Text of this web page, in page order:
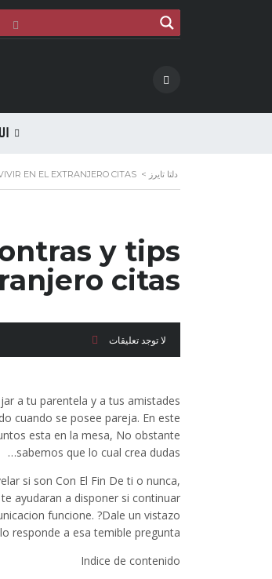
دلتا تايرز >
EN EL EXTRANJERO CITAS
y tips
citas
لا توجد تعليقات
a tu parentela y a tus amistades
cuando se posee pareja. En este
esta en la mesa, No obstante
sabemos que lo cual crea dudas…
si son Con El Fin De ti o nunca,
ayudaran a disponer si continuar
funcione. ?Dale un vistazo
responde a esa temible pregunta!
Indice de contenido